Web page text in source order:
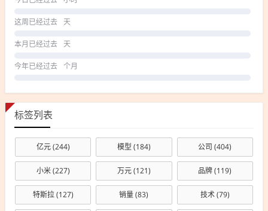
这周已经过去 天
本月已经过去 天
今年已经过去 个月
标签列表
亿元(244) 模型 (184) 公司 (404)
小米(227) 万元(121) 品牌(119)
特斯拉(127) 销量(83) 技术(79)